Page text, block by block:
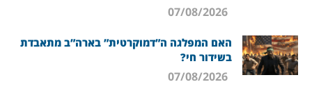
האם המפלגה ה”דמוקרטית” בארה”ב מתאבדת
בשידור חי?